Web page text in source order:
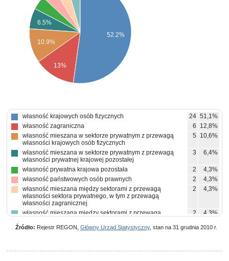
6.5%
10.9%
13%
52.2%
własność krajowych osób fizycznych 24 51,1%
własność zagraniczna
6
12,8%
własność mieszana w sektorze prywatnym z przewagą
własności krajowych osób fizycznych
5 10,6%
własność mieszana w sektorze prywatnym z przewagą
własności prywatnej krajowej pozostałej
3 6,4%
własność prywatna krajowa pozostała 2
4,3%
własność państwowych osób prawnych
2
4,3%
własność mieszana między sektorami z przewagą
własności sektora prywatnego, w tym z przewagą
własności zagranicznej
2 4,3%
własność mieszana między sektorami z przewagą
własności prywatnej krajowej pozostałej
2 4,3%
Źródło: Rejestr REGON, Główny Urząd Statystyczny, stan na 31 grudnia 2010 r.